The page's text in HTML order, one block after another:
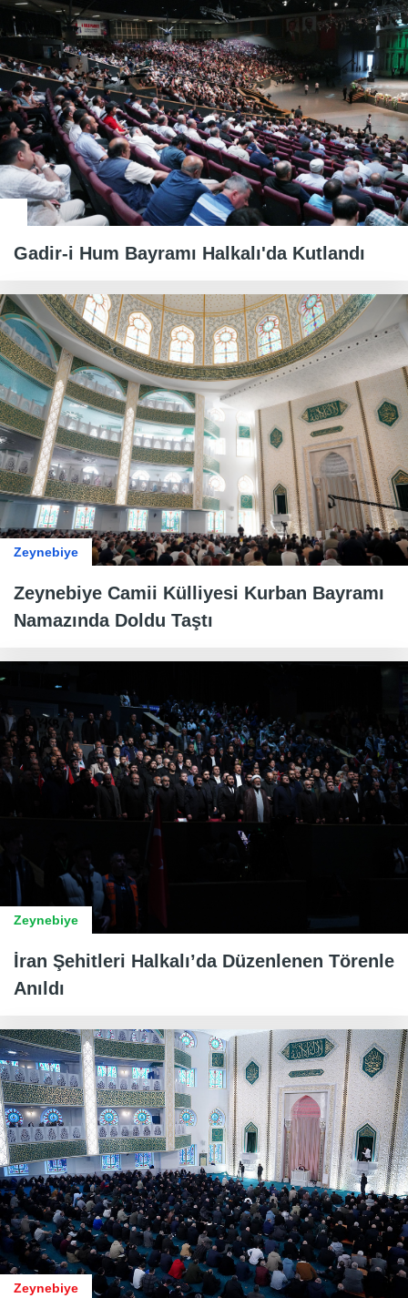
Gadir-i Hum Bayramı Halkalı'da Kutlandı
Zeynebiye
Zeynebiye Camii Külliyesi Kurban Bayramı
Namazında Doldu Taştı
Zeynebiye
İran Şehitleri Halkalı’da Düzenlenen Törenle
Anıldı
Zeynebiye